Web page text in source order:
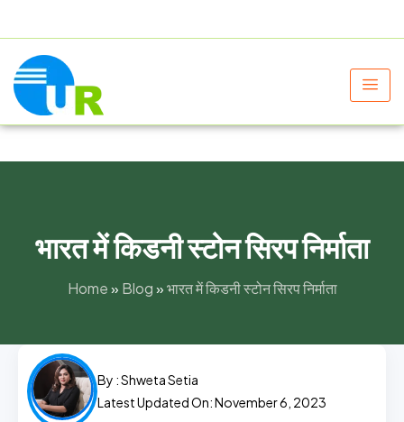
भारत में किडनी स्टोन सिरप निर्माता
Home» Blog»भारत में किडनी स्टोन सिरप निर्माता
By :Shweta Setia
Latest Updated On: November 6, 2023